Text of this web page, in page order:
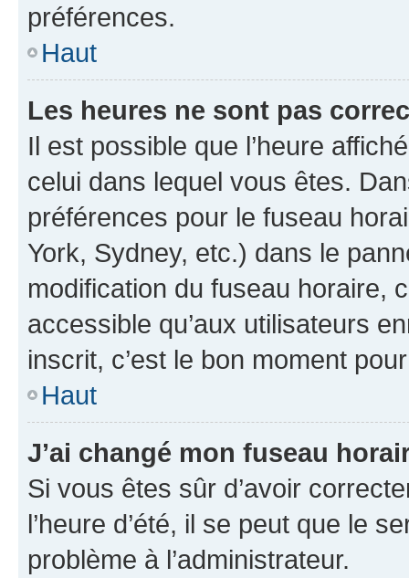
préférences.
Haut
Les heures ne sont pas
Il est possible que l’heure
celui dans lequel vous êtes.
préférences pour le fuseau
York, Sydney, etc.) dans le
modification du fuseau horaire,
accessible qu’aux utilisateurs
inscrit, c’est le bon moment
Haut
J’ai changé mon fuseau
Si vous êtes sûr d’avoir
l’heure d’été, il se peut que le
problème à l’administrateur.